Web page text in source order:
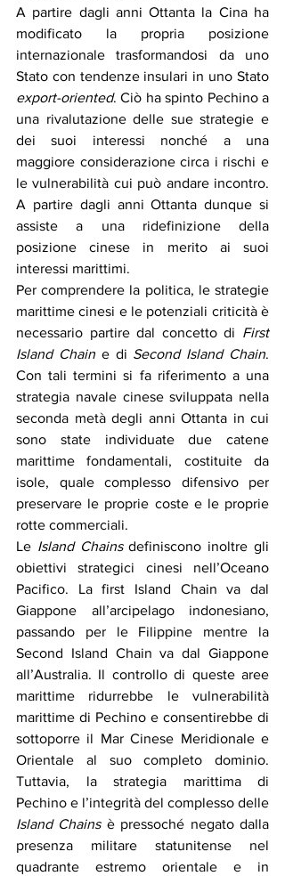
A partire dagli anni Ottanta la Cina ha
modificato la propria posizione
internazionale trasformandosi da uno
export-oriented. Ciò ha spinto Pechino a
una rivalutazione delle sue strategie e
dei suoi interessi nonché a una
maggiore considerazione circa i rischi e
le vulnerabilità cui può andare incontro.
A partire dagli anni Ottanta dunque si
assiste a una ridefinizione della
posizione cinese in merito ai suoi
interessi marittimi.
Per comprendere la politica, le strategie
marittime cinesi e le potenziali criticità è
necessario partire dal concetto di First
Island Chain e di Second Island Chain.
Con tali termini si fa riferimento a una
strategia navale cinese sviluppata nella
seconda metà degli anni Ottanta in cui
sono state individuate due catene
marittime fondamentali, costituite da
isole, quale complesso difensivo per
preservare le proprie coste e le proprie
rotte commerciali.
Le Island Chains definiscono inoltre gli
obiettivi strategici cinesi nell’Oceano
Pacifico. La first Island Chain va dal
Giappone all’arcipelago indonesiano,
passando per le Filippine mentre la
Second Island Chain va dal Giappone
all’Australia. Il controllo di queste aree
marittime ridurrebbe le vulnerabilità
marittime di Pechino e consentirebbe di
sottoporre il Mar Cinese Meridionale e
Orientale al suo completo dominio.
Tuttavia, la strategia marittima di
Island Chains è pressoché negato dalla
presenza militare statunitense nel
quadrante estremo orientale e in